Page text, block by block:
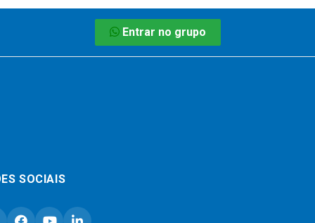
Entrar no grupo
SOCIAIS